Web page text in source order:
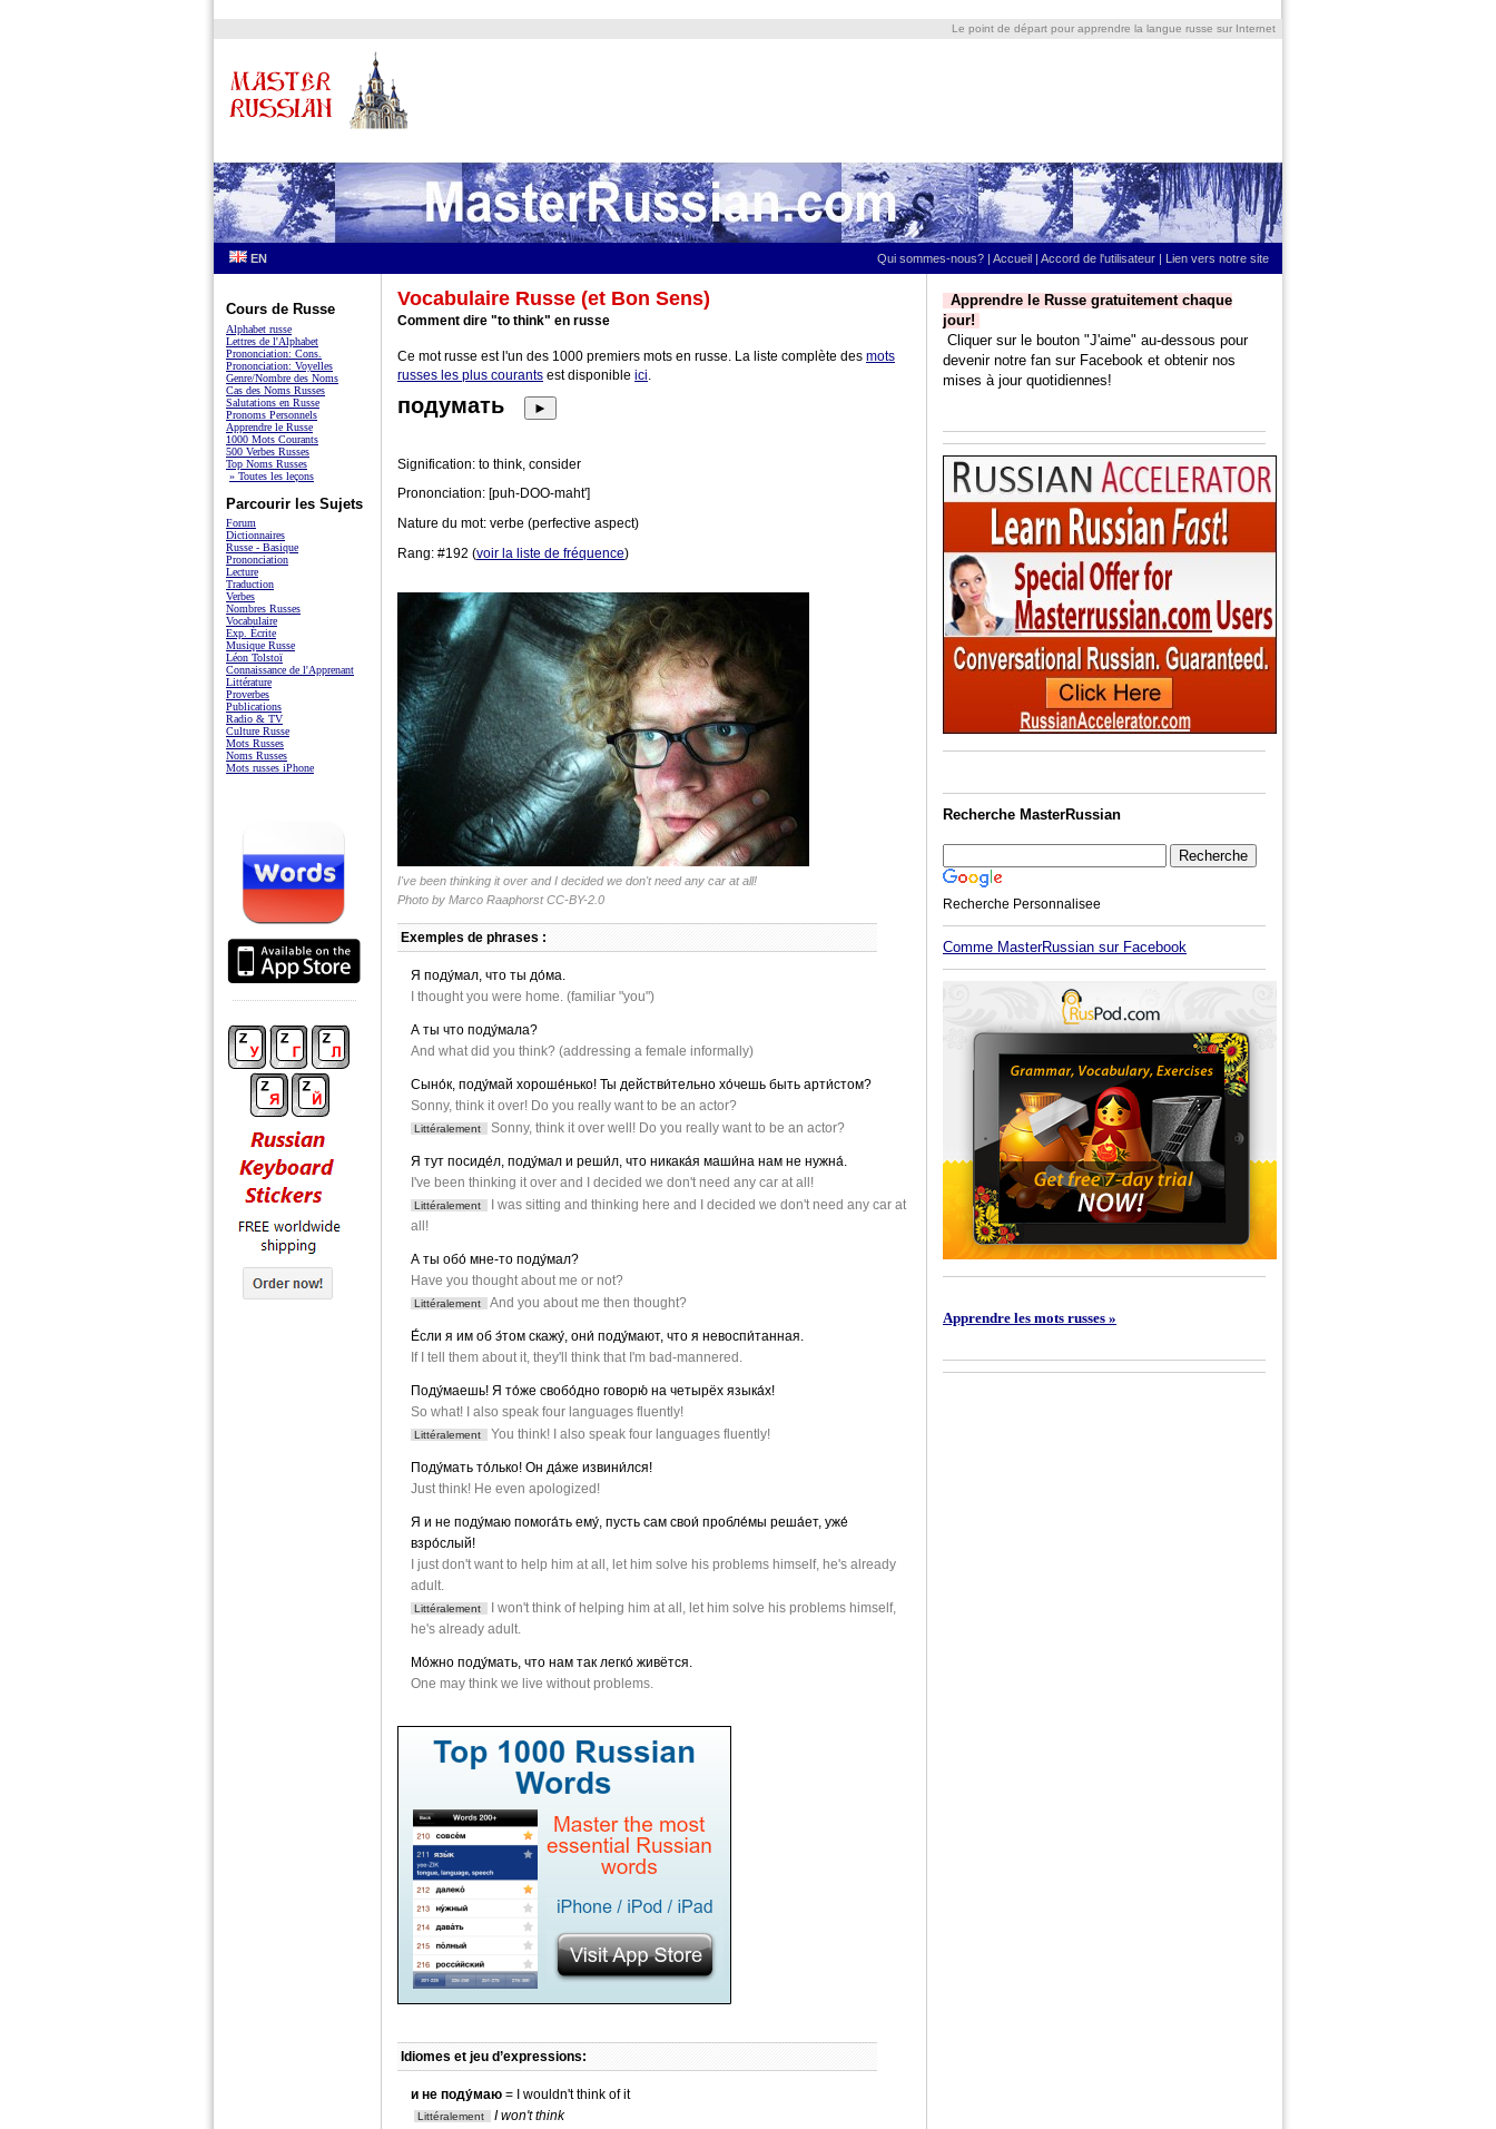
Le point de départ pour apprendre la langue russe sur Internet
EN Qui sommes-nous? | Accueil | Accord de l'utilisateur | Lien vers notre site
Vocabulaire Russe (et Bon Sens)
Comment dire "to think" en russe
Ce mot russe est l'un des 1000 premiers mots en russe. La liste complète des mots
russes les plus courants est disponible ici.
подумать ►
Signification: to think, consider
Prononciation: [puh-DOO-maht']
Nature du mot: verbe (perfective aspect)
Rang: #192 (voir la liste de fréquence)
I've been thinking it over and I decided we don't need any car at all!
Photo by Marco RaaphorstCC-BY-2.0
Exemples de phrases :
Я поду́мал, что ты до́ма.
I thought you were home. (familiar "you")
А ты что поду́мала?
And what did you think? (addressing a female informally)
Сыно́к, поду́май хороше́нько! Ты действи́тельно хо́чешь быть арти́стом?
Sonny, think it over! Do you really want to be an actor?
Littéralement Sonny, think it over well! Do you really want to be an actor?
Я тут посиде́л, поду́мал и реши́л, что никака́я маши́на нам не нужна́.
I've been thinking it over and I decided we don't need any car at all!
Littéralement
I was sitting and thinking here and I decided we don't need any car at
all!
А ты обо́ мне-то поду́мал?
Have you thought about me or not?
Littéralement And you about me then thought?
Е́сли я им об э́том скажу́, они́ поду́мают, что я невоспи́танная.
If I tell them about it, they'll think that I'm bad-mannered.
Поду́маешь! Я то́же свобо́дно говорю́ на четырëх языка́х!
So what! I also speak four languages fluently!
Littéralement You think! I also speak four languages fluently!
Поду́мать то́лько! Он да́же извини́лся!
Just think! He even apologized!
Я и не поду́маю помога́ть ему́, пусть сам свои́ пробле́мы реша́ет, уже́
взро́слый!
I just don't want to help him at all, let him solve his problems himself, he's already
adult.
Littéralement
I won't think of helping him at all, let him solve his problems himself,
he's already adult.
Мо́жно поду́мать, что нам так легко́ живëтся.
One may think we live without problems.
Idiomes et jeu d’expressions:
и не поду́маю = I wouldn't think of it
Littéralement
I won't think
Cours de Russe
Alphabet russe
Lettres de l'Alphabet
Prononciation: Cons.
Prononciation: Voyelles
Genre/Nombre des Noms
Cas des Noms Russes
Salutations en Russe
Pronoms Personnels
Apprendre le Russe
1000 Mots Courants
500 Verbes Russes
Top Noms Russes
» Toutes les leçons
Parcourir les Sujets
Forum
Dictionnaires
Russe - Basique
Prononciation
Lecture
Traduction
Verbes
Nombres Russes
Vocabulaire
Exp. Écrite
Musique Russe
Léon Tolstoï
Connaissance de l'Apprenant
Littérature
Proverbes
Publications
Radio & TV
Culture Russe
Mots Russes
Noms Russes
Mots russes iPhone
Apprendre le Russe gratuitement chaque
jour!
Cliquer sur le bouton "J'aime" au-dessous pour
devenir notre fan sur Facebook et obtenir nos
mises à jour quotidiennes!
Recherche MasterRussian
Recherche Personnalisee
Comme MasterRussian sur Facebook
Apprendre les mots russes »